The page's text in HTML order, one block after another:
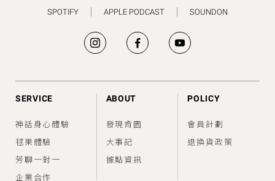
SPOTIFY SOUNDON
APPLE PODCAST
SERVICE
神話身心體驗
毬果體驗
芳聊一對一
企業合作
ABOUT
發現肯園
大事記
據點資訊
POLICY
會員計劃
退換貨政策